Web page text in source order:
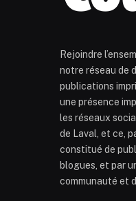
Rejoindre
notre réseau de
publications
une présence
les réseaux
de Laval, et ce,
constitué de
blogues, et par
communauté et